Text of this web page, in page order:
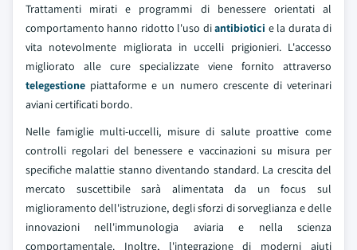
Trattamenti mirati e programmi di benessere orientati al
comportamento hanno ridotto l'uso diantibiotici e la durata di
vita notevolmente migliorata in uccelli prigionieri. L'accesso
migliorato alle cure specializzate viene fornito attraverso
telegestione piattaforme e un numero crescente di veterinari
aviani certificati bordo.
Nelle famiglie multi-uccelli, misure di salute proattive come
controlli regolari del benessere e vaccinazioni su misura per
specifiche malattie stanno diventando standard. La crescita del
mercato suscettibile sarà alimentata da un focus sul
miglioramento dell'istruzione, degli sforzi di sorveglianza e delle
innovazioni nell'immunologia aviaria e nella scienza
comportamentale. Inoltre, l'integrazione di moderni aiuti